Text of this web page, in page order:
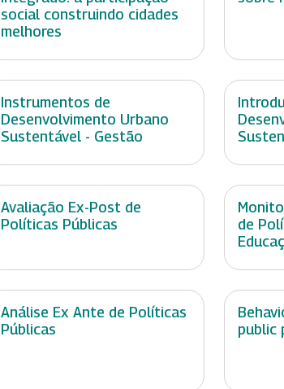
social construindo cidades
melhores
Instrumentos de
Desenvolvimento Urbano
Sustentável - Gestão
Avaliação Ex-Post de
Políticas Públicas
de
Análise Ex Ante de Políticas
Públicas
public